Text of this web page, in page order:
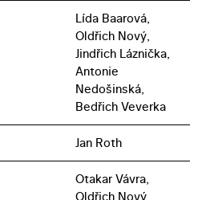
Lída Baarová,
Oldřich Nový,
Jindřich Láznička,
Antonie
Nedošinská,
Bedřich Veverka
Jan Roth
Otakar Vávra,